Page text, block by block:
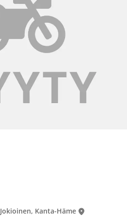
Jokioinen, Kanta-Häme